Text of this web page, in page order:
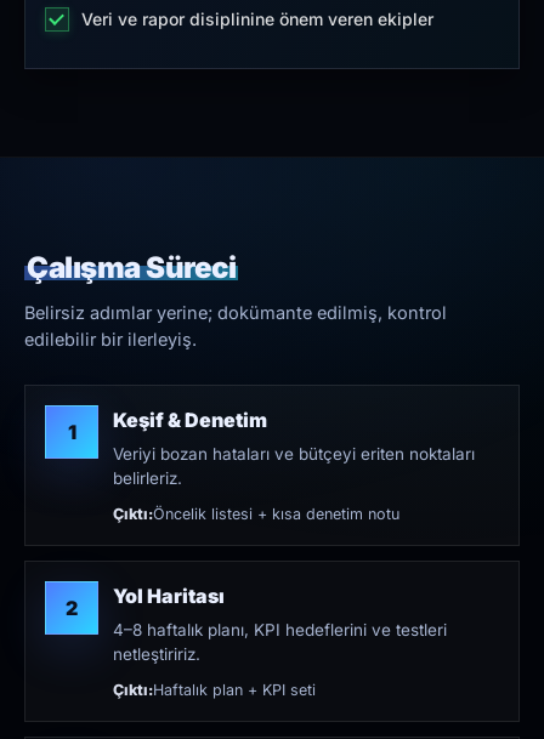
Veri ve rapor disiplinine önem veren ekipler
Çalışma Süreci
Belirsiz adımlar yerine; dokümante edilmiş, kontrol
edilebilir bir ilerleyiş.
1 Keşif & Denetim
Veriyi bozan hataları ve bütçeyi eriten noktaları
belirleriz.
Çıktı:Öncelik listesi + kısa denetim notu
2 Yol Haritası
4–8 haftalık planı, KPI hedeflerini ve testleri
netleştiririz.
Çıktı:Haftalık plan + KPI seti